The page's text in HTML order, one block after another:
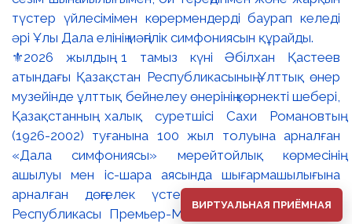
⚜️2026 жылдың 1 тамыз күні Әбілхан Қастеев
атындағы Қазақстан Республикасының Ұлттық өнер
музейінде ұлттық бейнелеу өнерінің көрнекті шебері,
Қазақстанның халық суретшісі Сахи Романовтың
(1926-2002) туғанына 100 жыл толуына арналған
«Дала симфониясы» мерейтойлық көрмесінің
ашылуы мен іс-шара аясында шығармашылығына
арналған дөңгелек үстел өтті. 🔹Қазақстан
Республикасы Премьер-Министрінің орынбасары –
ВИРТУАЛЬНАЯ ПРИЁМНАЯ